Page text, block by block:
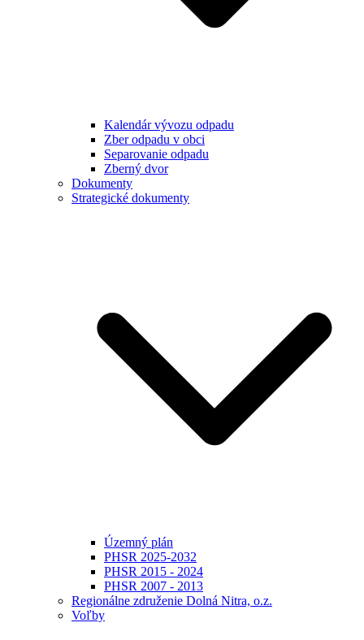
Kalendár vývozu odpadu
Zber odpadu v obci
Separovanie odpadu
Zberný dvor
Dokumenty
Strategické dokumenty
Územný plán
PHSR 2025-2032
PHSR 2015 - 2024
PHSR 2007 - 2013
Regionálne združenie Dolná Nitra, o.z.
Voľby